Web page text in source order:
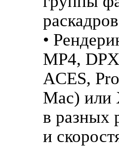
•
MP4,
ACES,
Mac) или
в разных
и